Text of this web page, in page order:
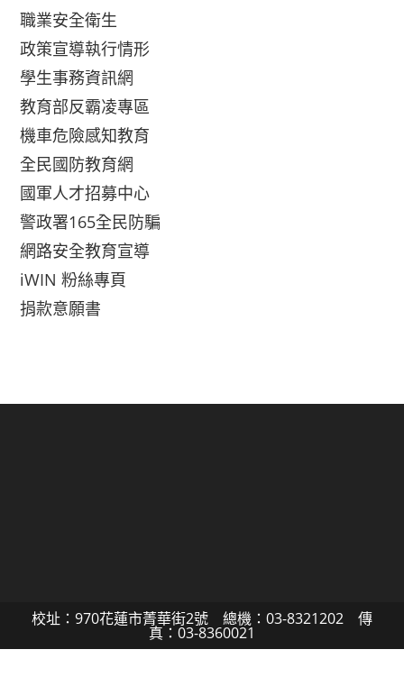
職業安全衛生
政策宣導執行情形
學生事務資訊網
教育部反霸凌專區
機車危險感知教育
全民國防教育網
國軍人才招募中心
警政署165全民防騙
網路安全教育宣導
iWIN 粉絲專頁
捐款意願書
校址：970花蓮市菁華街2號 總機：03-8321202 傳
真：03-8360021